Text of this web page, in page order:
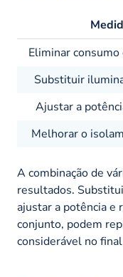
Eliminar
Substituir
Ajustar a
Melhorar o
A combinação de
resultados.
ajustar a potência e
conjunto, podem
considerável no